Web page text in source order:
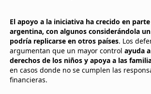
El apoyo a la iniciativa ha crecido en
argentina, con algunos considerándola
podría replicarse en otros países. Los
argumentan que un mayor control ayuda
derechos de los niños y apoya a las
en casos donde no se cumplen las
financieras.